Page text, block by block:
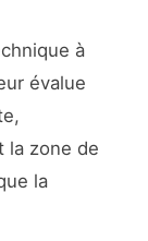
à
évalue
la zone de
la